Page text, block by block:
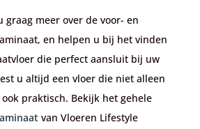
graag meer over de voor- en
en helpen u bij het vinden
die perfect aansluit bij uw
u altijd een vloerdie niet alleen
praktisch. Bekijk het gehele
van Vloeren Lifestyle